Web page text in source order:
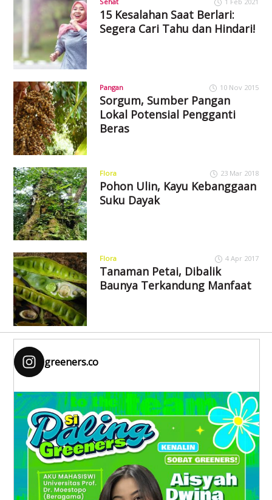
15 Kesalahan Saat Berlari:
Segera Cari Tahu dan Hindari!
Pangan 10 Nov 2015
Sorgum, Sumber Pangan
Lokal Potensial Pengganti
Beras
Flora 23 Mar 2018
Pohon Ulin, Kayu Kebanggaan
Suku Dayak
Flora 4 Apr 2017
Tanaman Petai, Dibalik
Baunya Terkandung Manfaat
greeners.co